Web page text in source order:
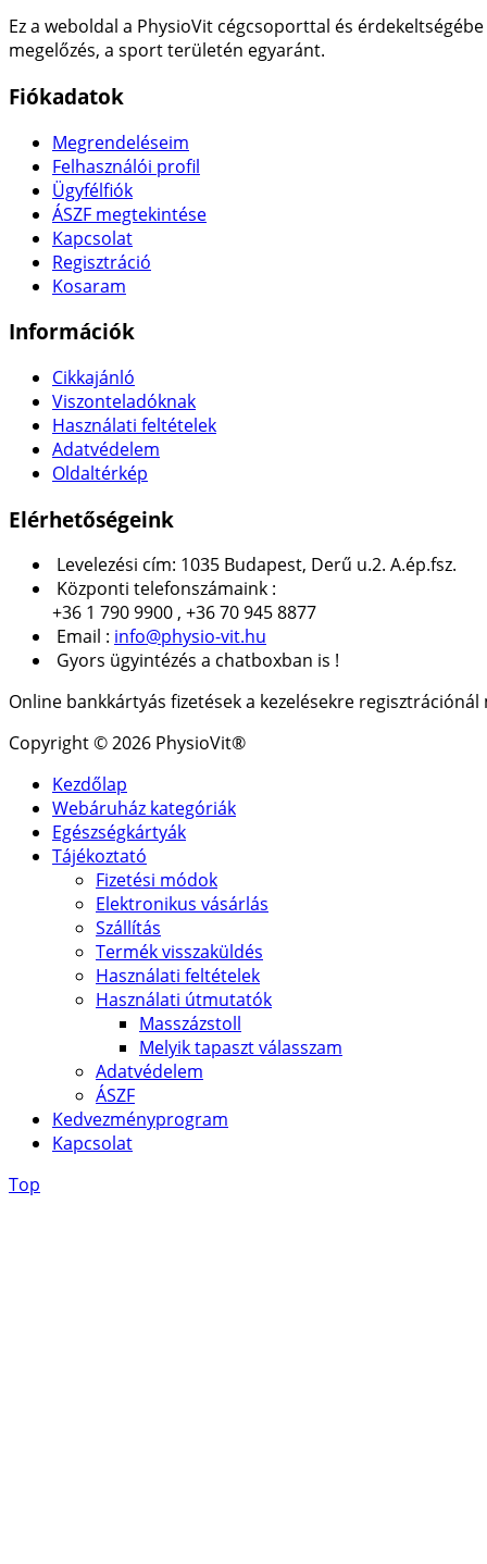
Ez a weboldal a PhysioVit cégcsoporttal és
megelőzés, a sport területén egyaránt.
Fiókadatok
Megrendeléseim
Felhasználói profil
Ügyfélfiók
ÁSZF megtekintése
Kapcsolat
Regisztráció
Kosaram
Információk
Cikkajánló
Viszonteladóknak
Használati feltételek
Adatvédelem
Oldaltérkép
Elérhetőségeink
Levelezési cím: 1035 Budapest, Derű u.2. A.ép.fsz.
Központi telefonszámaink :
+36 1 790 9900 , +36 70 945 8877
Email : info@physio-vit.hu
Gyors ügyintézés a chatboxban is !
Online bankkártyás fizetések a kezelésekre
Copyright © 2026 PhysioVit®
Kezdőlap
Webáruház kategóriák
Egészségkártyák
Tájékoztató
Fizetési módok
Elektronikus vásárlás
Szállítás
Termék visszaküldés
Használati feltételek
Használati útmutatók
Masszázstoll
Melyik tapaszt válasszam
Adatvédelem
ÁSZF
Kedvezményprogram
Kapcsolat
Top